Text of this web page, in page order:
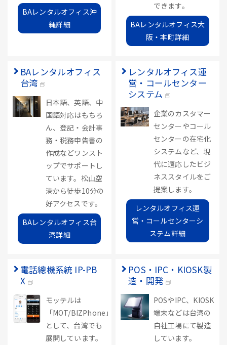
BAレンタルオフィス沖
縄詳細
できます。
BAレンタルオフィス大
阪・本町詳細
BAレンタルオフィス
台湾
日本語、英語、中
国語対応はもちろ
ん、登記・会計事
務・税務申告書の
作成などワンスト
ップでサポートし
ています。松山空
港から徒歩10分の
好アクセスです。
BAレンタルオフィス台
湾詳細
レンタルオフィス運
営・コールセンター
システム
企業のカスタマー
センターやコール
センターの在宅化
システムなど、現
代に適応したビジ
ネススタイルをご
提案します。
レンタルオフィス運
営・コールセンターシ
ステム詳細
電話總機系統 IP-PB
X
モッテルは
「MOT/BIZPhone」
として、台湾でも
展開しています。
POS・IPC・KIOSK製
造・開発
POSやIPC、KIOSK
端末などは台湾の
自社工場にて製造
しています。